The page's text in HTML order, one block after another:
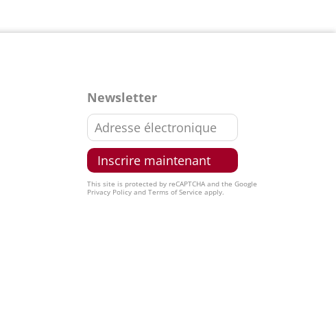
Newsletter
This site is protected by reCAPTCHA and the Google
Privacy Policy and Terms of Service apply.